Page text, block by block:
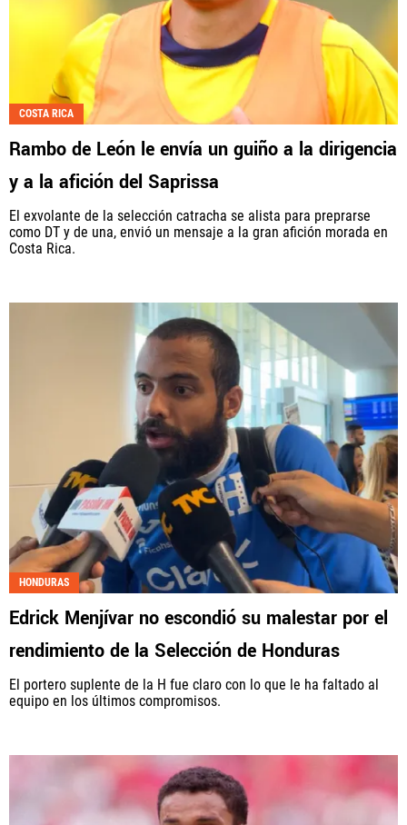
COSTA RICA
Rambo de León le envía un guiño a la dirigencia
y a la afición del Saprissa
El exvolante de la selección catracha se alista para preprarse
como DT y de una, envió un mensaje a la gran afición morada en
Costa Rica.
HONDURAS
Edrick Menjívar no escondió su malestar por el
rendimiento de la Selección de Honduras
El portero suplente de la H fue claro con lo que le ha faltado al
equipo en los últimos compromisos.